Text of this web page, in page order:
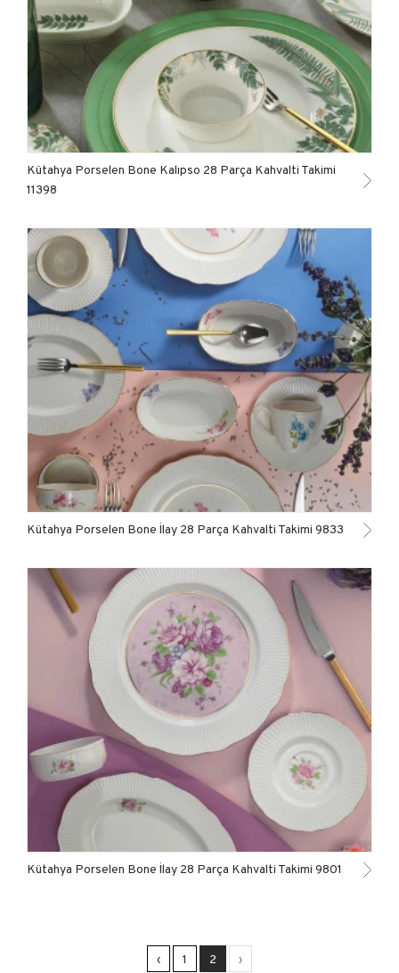
Kütahya Porselen Bone Kalıpso 28 Parça Kahvalti Takimi
11398
Kütahya Porselen Bone İlay 28 Parça Kahvalti Takimi 9833
Kütahya Porselen Bone İlay 28 Parça Kahvalti Takimi 9801
‹ 1 2 ›